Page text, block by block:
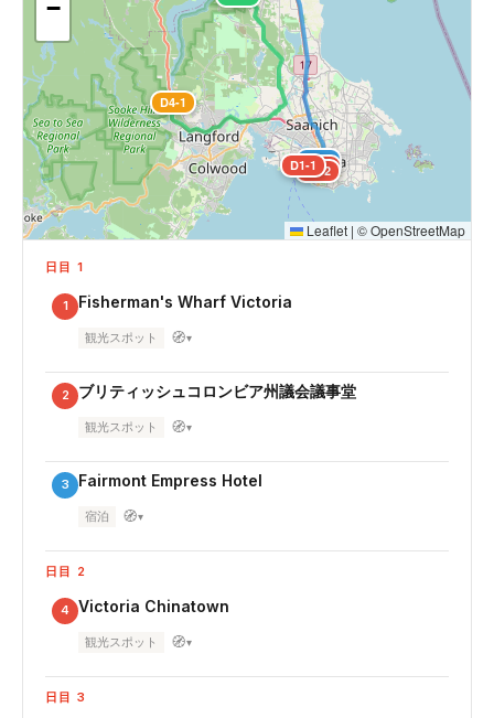
D1-1D1-2
D1-3
D2-1
D4-1
−
Leaflet | ©OpenStreetMap
日目 1
1 Fisherman's Wharf Victoria
観光スポット 🧭▾
2 ブリティッシュコロンビア州議会議事堂
観光スポット 🧭▾
3 Fairmont Empress Hotel
宿泊 🧭▾
日目 2
4 Victoria Chinatown
観光スポット 🧭▾
日目 3